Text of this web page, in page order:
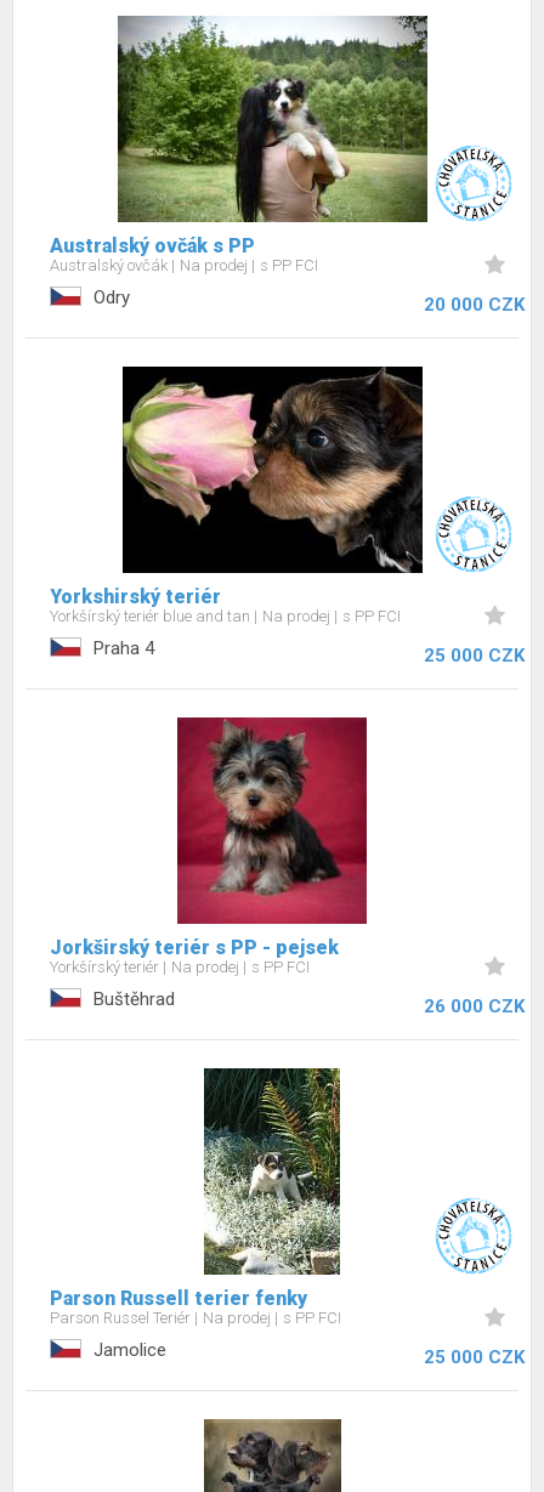
Australský ovčák s PP
Australský ovčák Na prodej s PP FCI
Odry 20 000 CZK
Yorkshirský teriér
Yorkšírský teriér blue and tan Na prodej s PP FCI
Praha 4 25 000 CZK
Jorkširský teriér s PP - pejsek
Yorkšírský teriér Na prodej s PP FCI
Buštěhrad 26 000 CZK
Parson Russell terier fenky
Parson Russel Teriér Na prodej s PP FCI
Jamolice 25 000 CZK